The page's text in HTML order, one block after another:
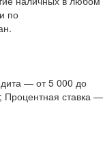
по
— от 5 000 до
Процентная ставка —